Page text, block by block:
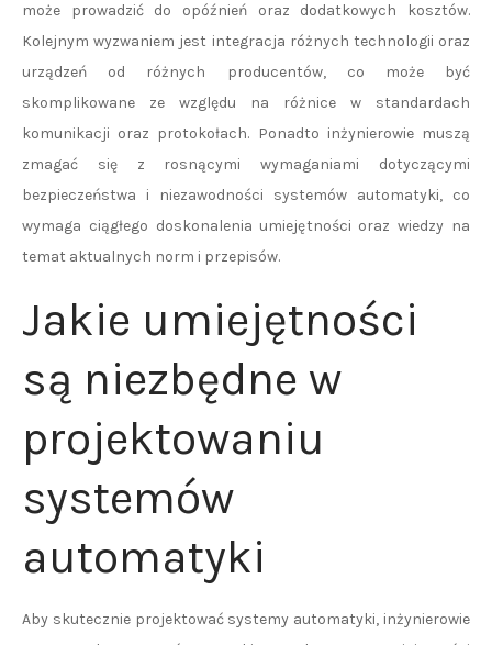
może prowadzić do opóźnień oraz dodatkowych kosztów.
Kolejnym wyzwaniem jest integracja różnych technologii oraz
urządzeń od różnych producentów, co może być
skomplikowane ze względu na różnice w standardach
komunikacji oraz protokołach. Ponadto inżynierowie muszą
zmagać się z rosnącymi wymaganiami dotyczącymi
bezpieczeństwa i niezawodności systemów automatyki, co
wymaga ciągłego doskonalenia umiejętności oraz wiedzy na
temat aktualnych norm i przepisów.
Jakie umiejętności
są niezbędne w
projektowaniu
systemów
automatyki
Aby skutecznie projektować systemy automatyki, inżynierowie